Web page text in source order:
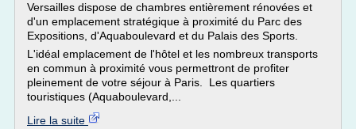
Versailles dispose de chambres entièrement rénovées et
d'un emplacement stratégique à proximité du Parc des
Expositions, d'Aquaboulevard et du Palais des Sports.
L'idéal emplacement de l'hôtel et les nombreux transports
en commun à proximité vous permettront de profiter
pleinement de votre séjour à Paris. Les quartiers
touristiques (Aquaboulevard,...
Lire la suite